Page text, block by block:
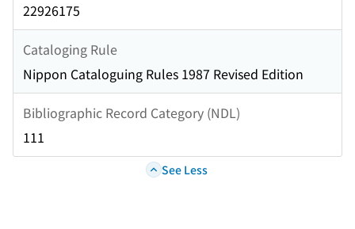
22926175
Cataloging Rule
Nippon Cataloguing Rules 1987 Revised Edition
Bibliographic Record Category (NDL)
111
See Less